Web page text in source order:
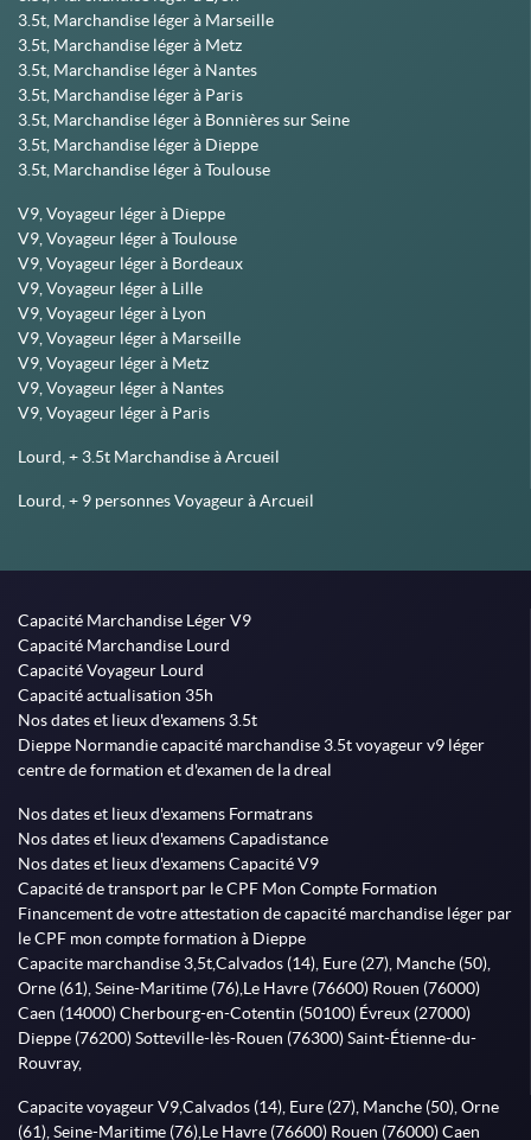
3.5t, Marchandise léger à Marseille
3.5t, Marchandise léger à Metz
3.5t, Marchandise léger à Nantes
3.5t, Marchandise léger à Paris
3.5t, Marchandise léger à Bonnières sur Seine
3.5t, Marchandise léger à Dieppe
3.5t, Marchandise léger à Toulouse
V9, Voyageur léger à Dieppe
V9, Voyageur léger à Toulouse
V9, Voyageur léger à Bordeaux
V9, Voyageur léger à Lille
V9, Voyageur léger à Lyon
V9, Voyageur léger à Marseille
V9, Voyageur léger à Metz
V9, Voyageur léger à Nantes
V9, Voyageur léger à Paris
Lourd, + 3.5t Marchandise à Arcueil
Lourd, + 9 personnes Voyageur à Arcueil
Capacité Marchandise Léger V9
Capacité Marchandise Lourd
Capacité Voyageur Lourd
Capacité actualisation 35h
Nos dates et lieux d'examens 3.5t
Dieppe Normandie capacité marchandise 3.5t voyageur v9 léger
centre de formation et d'examen de la dreal
Nos dates et lieux d'examens Formatrans
Nos dates et lieux d'examens Capadistance
Nos dates et lieux d'examens Capacité V9
Capacité de transport par le CPF Mon Compte Formation
Financement de votre attestation de capacité marchandise léger par
le CPF mon compte formation à Dieppe
Capacite marchandise 3,5t,Calvados (14), Eure (27), Manche (50),
Orne (61), Seine-Maritime (76),Le Havre (76600) Rouen (76000)
Caen (14000) Cherbourg-en-Cotentin (50100) Évreux (27000)
Dieppe (76200) Sotteville-lès-Rouen (76300) Saint-Étienne-du-
Rouvray,
Capacite voyageur V9,Calvados (14), Eure (27), Manche (50), Orne
(61), Seine-Maritime (76),Le Havre (76600) Rouen (76000) Caen